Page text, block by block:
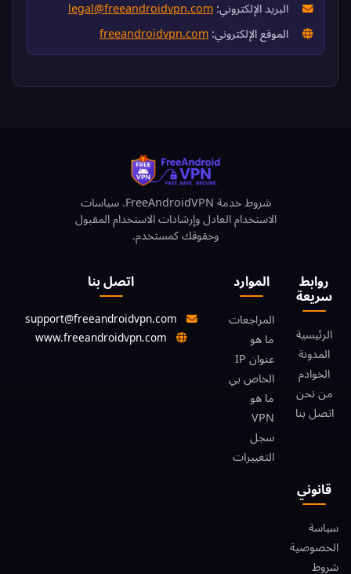
البريد الإلكتروني: legal@freeandroidvpn.com
الموقع الإلكتروني: freeandroidvpn.com
روابط
سريعة
الرئيسية
المدونة
الخوادم
من نحن
اتصل بنا
الموارد
المراجعات
ما هو
عنوان IP
الخاص بي
ما هو
VPN
سجل
التغييرات
قانوني
سياسة
الخصوصية
شروط
شروط خدمة FreeAndroidVPN. سياسات
الاستخدام العادل وإرشادات الاستخدام المقبول
وحقوقك كمستخدم.
اتصل بنا